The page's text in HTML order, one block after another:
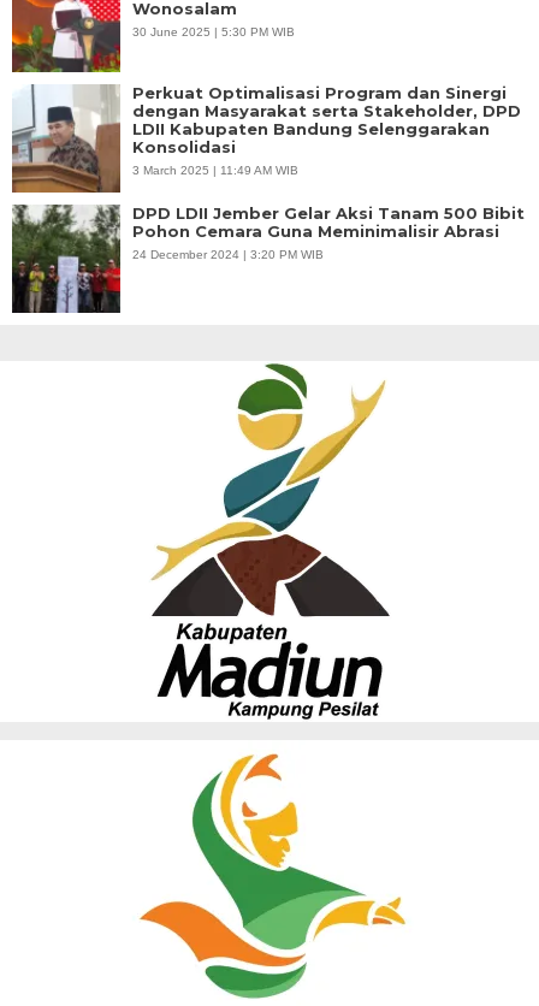
Wonosalam
30 June 2025 | 5:30 PM WIB
Perkuat Optimalisasi Program dan Sinergi
dengan Masyarakat serta Stakeholder, DPD
LDII Kabupaten Bandung Selenggarakan
Konsolidasi
3 March 2025 | 11:49 AM WIB
DPD LDII Jember Gelar Aksi Tanam 500 Bibit
Pohon Cemara Guna Meminimalisir Abrasi
24 December 2024 | 3:20 PM WIB